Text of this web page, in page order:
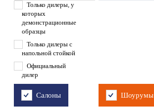
Только дилеры, у
которых
демонстрационные
образцы
Только дилеры с
напольной стойкой
Официальный
дилер
Салоны Шоурумы